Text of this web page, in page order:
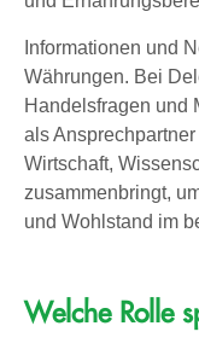
Informationen und
Währungen. Bei
Handelsfragen und
als
Wirtschaft,
zusammenbringt,
und Wohlstand im
Welche Rolle